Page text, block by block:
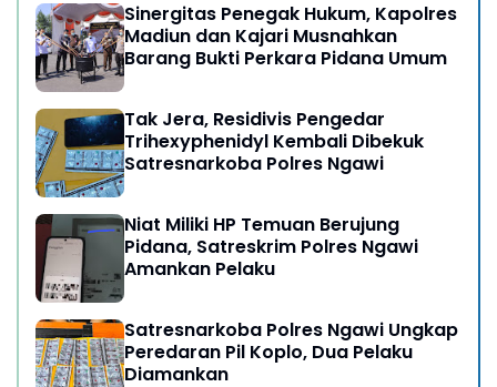
Sinergitas Penegak Hukum, Kapolres
Madiun dan Kajari Musnahkan
Barang Bukti Perkara Pidana Umum
Tak Jera, Residivis Pengedar
Trihexyphenidyl Kembali Dibekuk
Satresnarkoba Polres Ngawi
Niat Miliki HP Temuan Berujung
Pidana, Satreskrim Polres Ngawi
Amankan Pelaku
Satresnarkoba Polres Ngawi Ungkap
Peredaran Pil Koplo, Dua Pelaku
Diamankan